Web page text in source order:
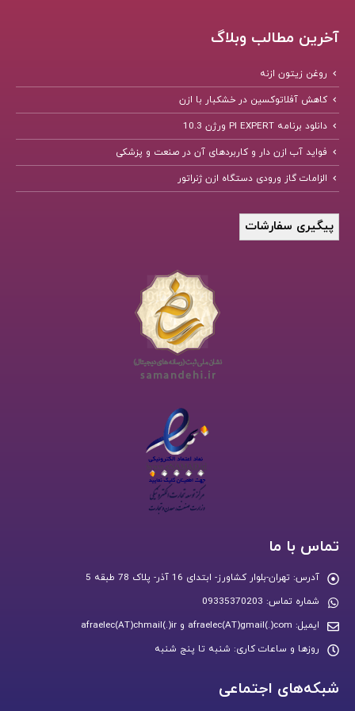
آخرین مطالب وبلاگ
روغن زیتون ازنه
کاهش آفلاتوکسین در خشکبار با ازن
دانلود برنامه PI EXPERT ورژن 10.3
فواید آب ازن دار و کاربردهای آن در صنعت و پزشکی
الزامات گاز ورودی دستگاه ازن ژنراتور
پیگیری سفارشات
تماس با ما
آدرس: تهران-بلوار کشاورز- ابتدای 16 آذر- پلاک 78 طبقه 5
شماره تماس: 09335370203
ایمیل: afraelec(AT)gmail(.)com و afraelec(AT)chmail(.)ir
روزها و ساعات کاری: شنبه تا پنج شنبه
شبکه‌های اجتماعی